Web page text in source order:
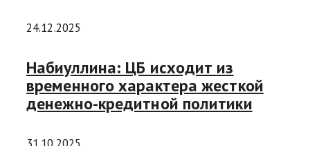
24.12.2025
Набиуллина: ЦБ исходит из
временного характера жесткой
денежно-кредитной политики